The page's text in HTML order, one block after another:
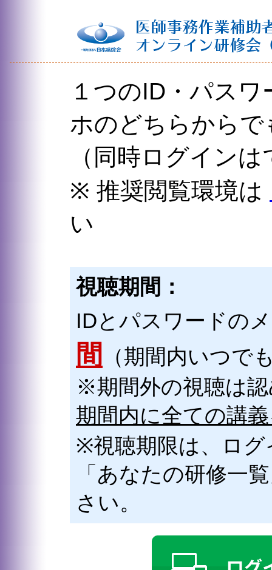
１つのID・パス
ホのどちらから
（同時ログイン
※ 推奨閲覧環境は
い
視聴期間：
IDとパスワードの
間
（期間内いつで
※期間外の視聴は
期間内に全ての講
※視聴期限は、ロ
「あなたの研修一
さい。